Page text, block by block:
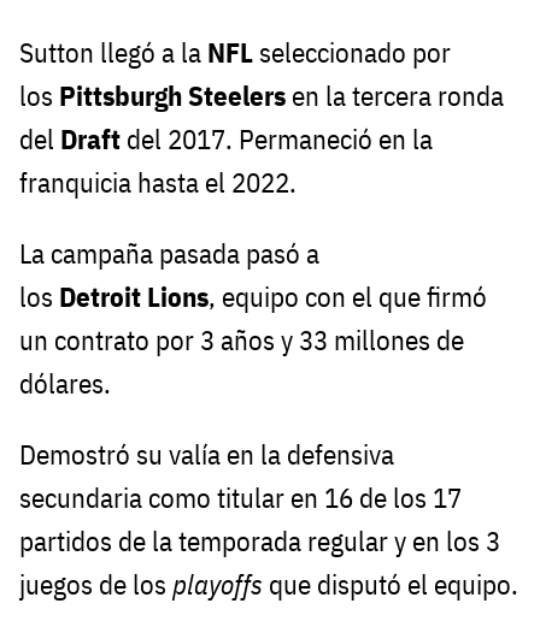
Sutton llegó a la NFL seleccionado por
los PittsburghSteelers en la tercera ronda
del Draft del 2017. Permaneció en la
franquicia hasta el 2022.
La campaña pasada pasó a
los Detroit Lions, equipo con el que firmó
un contrato por 3 años y 33 millones de
dólares.
Demostró su valía en la defensiva
secundaria como titular en 16 de los 17
partidos de la temporada regular y en los 3
juegos de los playoffs que disputó el equipo.